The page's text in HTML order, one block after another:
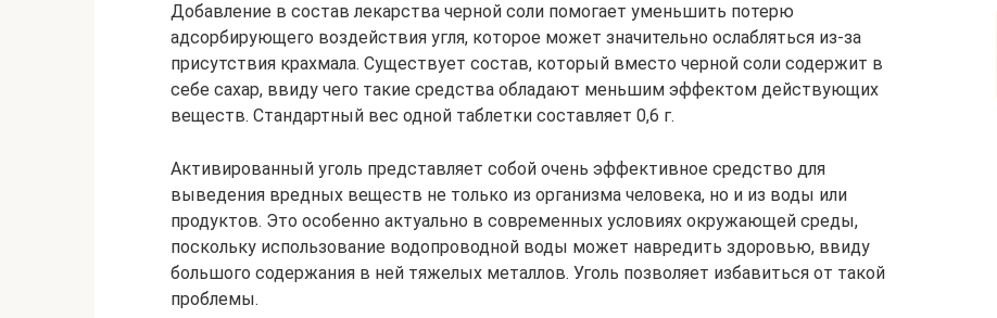
Добавление в состав лекарства черной соли помогает уменьшить потерю
адсорбирующего воздействия угля, которое может значительно ослабляться из-за
присутствия крахмала. Существует состав, который вместо черной соли содержит в
себе сахар, ввиду чего такие средства обладают меньшим эффектом действующих
веществ. Стандартный вес одной таблетки составляет 0,6 г.
Активированный уголь представляет собой очень эффективное средство для
выведения вредных веществ не только из организма человека, но и из воды или
продуктов. Это особенно актуально в современных условиях окружающей среды,
поскольку использование водопроводной воды может навредить здоровью, ввиду
большого содержания в ней тяжелых металлов. Уголь позволяет избавиться от такой
проблемы.